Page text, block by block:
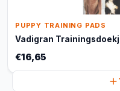
PUPPY TRAINING PADS
Vadigran
€16,65